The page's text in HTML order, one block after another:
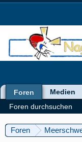
Foren
Foren
Foren durchsuchen
Medien